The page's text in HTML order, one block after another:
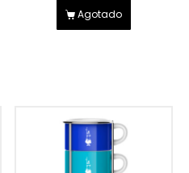
Agotado